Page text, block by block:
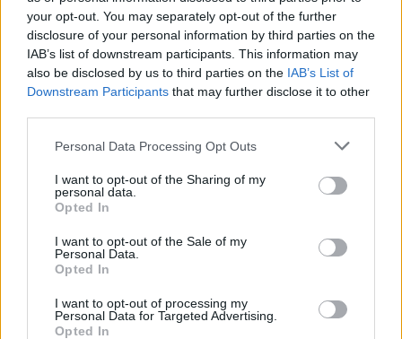
your opt-out. You may separately opt-out of the further
disclosure of your personal information by third parties on the
IAB’s list of downstream participants. This information may
also be disclosed by us to third parties on the IAB’s List of
Downstream Participants that may further disclose it to other
Personal Data Processing Opt Outs
I want to opt-out of the Sharing of my
personal data.
Opted In
I want to opt-out of the Sale of my
Personal Data.
Opted In
I want to opt-out of processing my
Personal Data for Targeted Advertising.
Opted In
Δυναμική και ανοδική πορεία για το Τμήμα
Δείτε γιατί
25/07/2026 09:07